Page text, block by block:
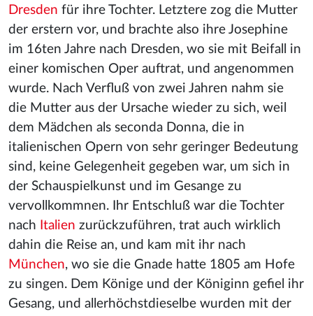
Dresden für ihre Tochter. Letztere zog die Mutter
der erstern vor, und brachte also ihre Josephine
im 16ten Jahre nach Dresden, wo sie mit Beifall in
einer komischen Oper auftrat, und angenommen
wurde. Nach Verfluß von zwei Jahren nahm sie
die Mutter aus der Ursache wieder zu sich, weil
dem Mädchen als seconda Donna, die in
italienischen Opern von sehr geringer Bedeutung
sind, keine Gelegenheit gegeben war, um sich in
der Schauspielkunst und im Gesange zu
vervollkommnen. Ihr Entschluß war die Tochter
nach Italien zurückzuführen, trat auch wirklich
dahin die Reise an, und kam mit ihr nach
München, wo sie die Gnade hatte 1805 am Hofe
zu singen. Dem Könige und der Königinn gefiel ihr
Gesang, und allerhöchstdieselbe wurden mit der